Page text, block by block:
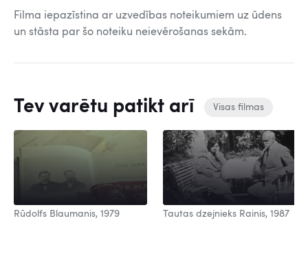
Filma iepazīstina ar uzvedības noteikumiem uz ūdens
un stāsta par šo noteiku neievērošanas sekām.
Tev varētu patikt arī Visas filmas
Rūdolfs Blaumanis, 1979 Tautas dzejnieks Rainis, 1987